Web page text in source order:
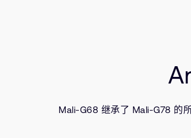
Mali-G68 继承了 Mali-G78 的